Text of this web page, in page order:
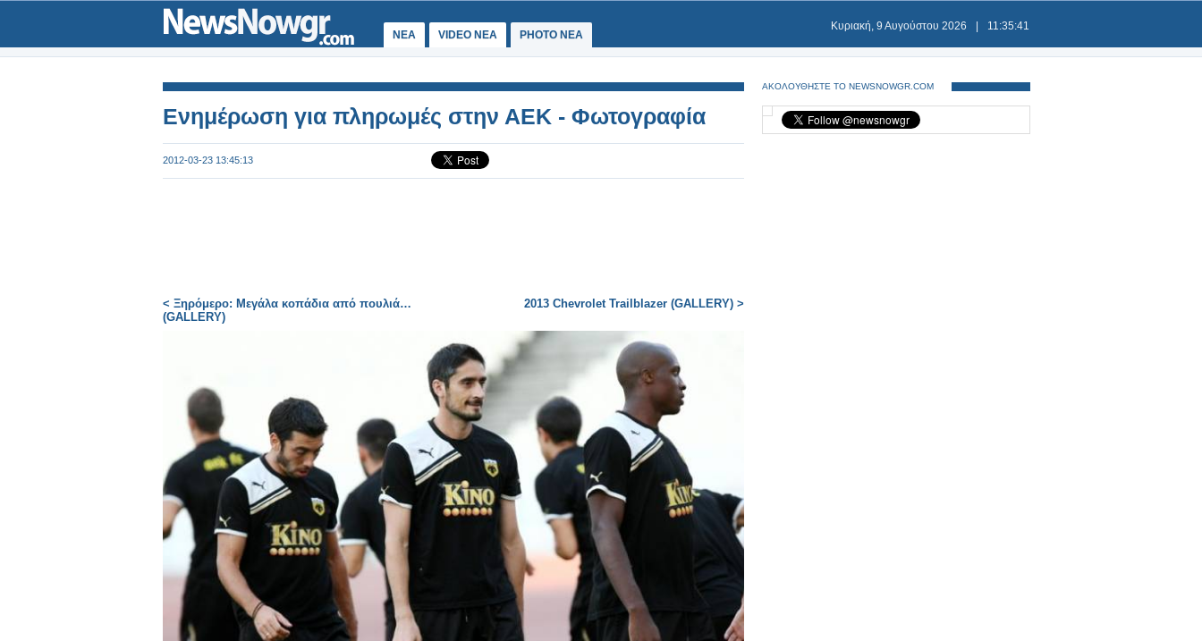
ΝΕΑ VIDEO NEA PHOTO NEA
Κυριακή, 9 Αυγούστου 2026 11:35:41
Ενημέρωση για πληρωμές στην ΑΕΚ - Φωτογραφία
2012-03-23 13:45:13
< Ξηρόμερο: Μεγάλα κοπάδια από πουλιά…
(GALLERY)
2013 Chevrolet Trailblazer (GALLERY) >
ΑΚΟΛΟΥΘΗΣΤΕ ΤΟ NEWSNOWGR.COM